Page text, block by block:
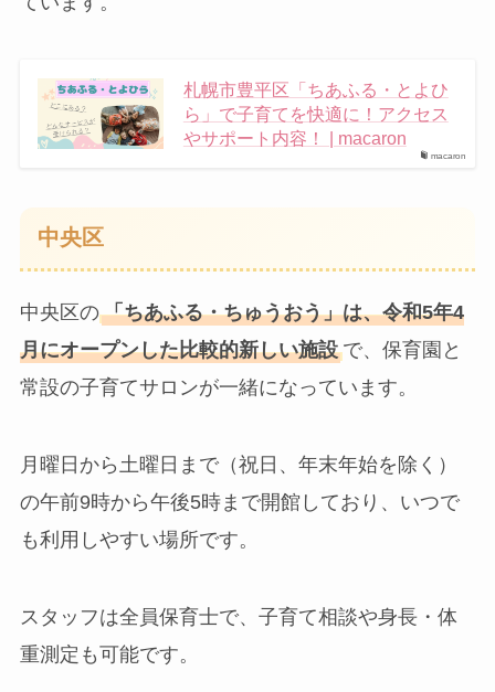
macaron
札幌市豊平区「ちあふる・とよひ
ら」で子育てを快適に！アクセス
やサポート内容！ | macaron
中央区
中央区の 「ちあふる・ちゅうおう」は、令和5年4
月にオープンした比較的新しい施設 で、保育園と
常設の子育てサロンが一緒になっています。
月曜日から土曜日まで（祝日、年末年始を除く）
の午前9時から午後5時まで開館しており、いつで
も利用しやすい場所です。
スタッフは全員保育士で、子育て相談や身長・体
重測定も可能です。